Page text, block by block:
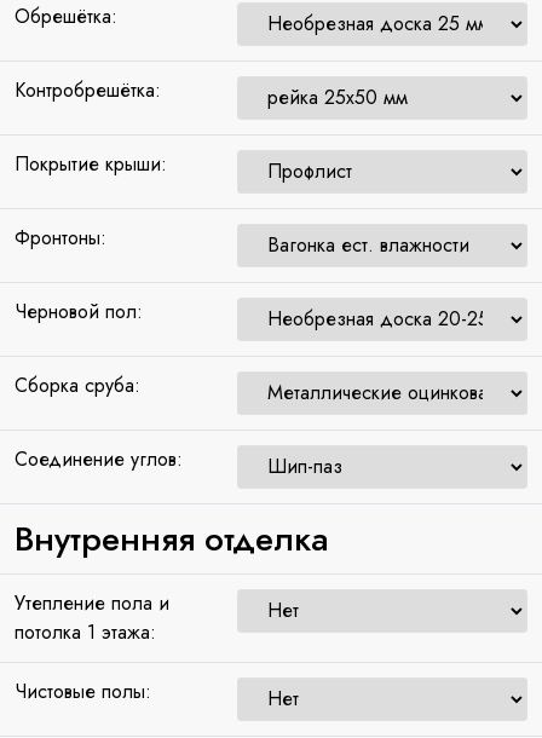
Обрешётка:
Контробрешётка:
Покрытие крыши:
Фронтоны:
Черновой пол:
Сборка сруба:
Соединение углов:
Внутренняя отделка
Утепление пола и
потолка 1 этажа:
Чистовые полы: